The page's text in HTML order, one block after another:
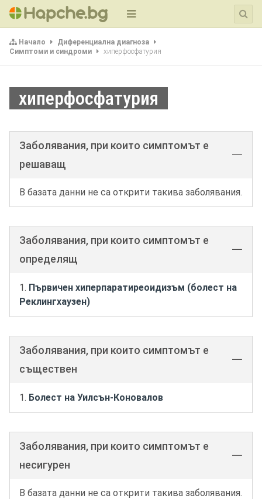
Начало
Диференциална диагноза
Симптоми и синдроми
хиперфосфатурия
хиперфосфатурия
Заболявания, при които симптомът е
решаващ
В базата данни не са открити такива заболявания.
Заболявания, при които симптомът е
определящ
Първичен хиперпаратиреоидизъм (болест на
Реклингхаузен)
Заболявания, при които симптомът е
съществен
Болест на Уилсън-Коновалов
Заболявания, при които симптомът е
несигурен
В базата данни не са открити такива заболявания.